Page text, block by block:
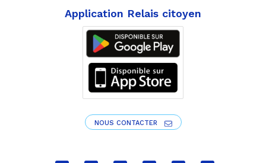
Application Relais citoyen
NOUS CONTACTER